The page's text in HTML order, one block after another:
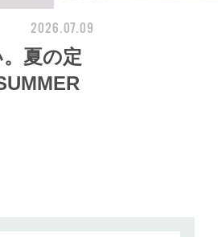
2026.07.09
夏の定
FASHION